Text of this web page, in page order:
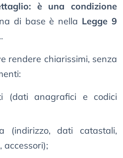
è una condizione
di base è nella Legge 9
.
rendere chiarissimi, senza
(dati anagrafici e codici
(indirizzo, dati catastali,
accessori);